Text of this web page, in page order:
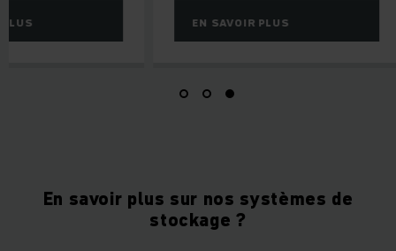
EN SAVOIR PLUS
En savoir plus sur nos systèmes de
stockage ?